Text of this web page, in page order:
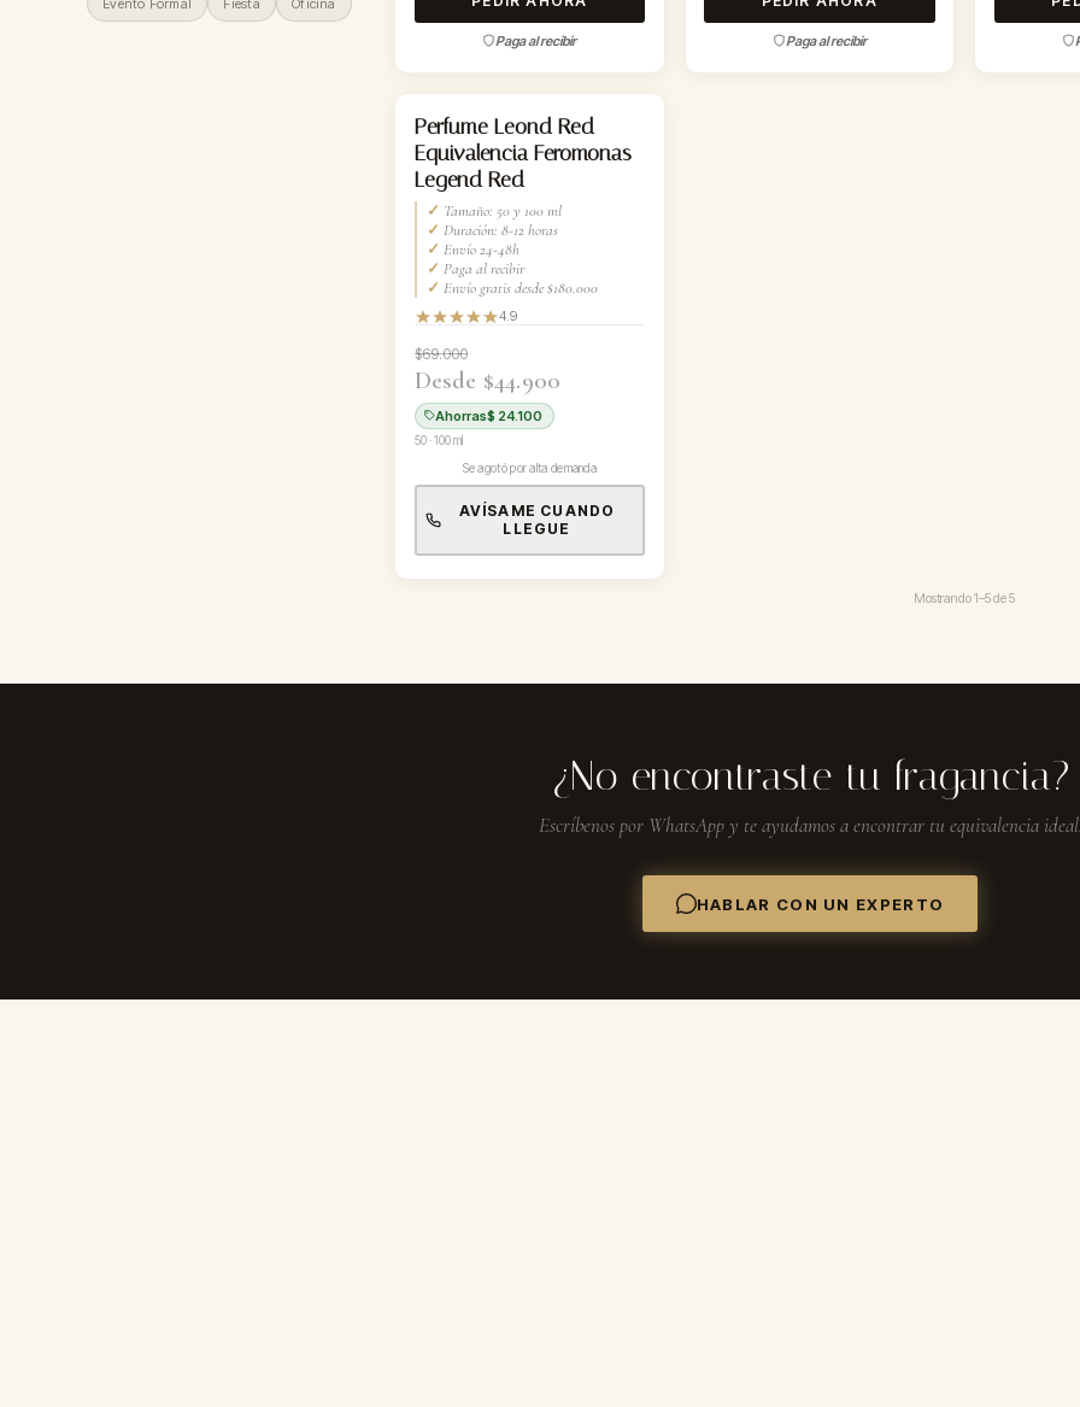
Evento Formal Fiesta Oficina
Paga al recibir Paga al recibir
AGOTADO
Perfume Leond Red
Equivalencia Feromonas
Legend Red
✓ Tamaño: 50 y 100 ml
✓ Duración: 8-12 horas
✓ Envío 24-48h
✓ Paga al recibir
✓ Envío gratis desde $180.000
4.9
$69.000
Desde $44.900
Ahorras$ 24.100
50 · 100 ml
Se agotó por alta demanda
AVÍSAME CUANDO
LLEGUE
Mostrando1–5de5
¿No encontraste tu fragancia?
Escríbenos por WhatsApp y te ayudamos a encontrar tu equivalencia
HABLAR CON UN EXPERTO